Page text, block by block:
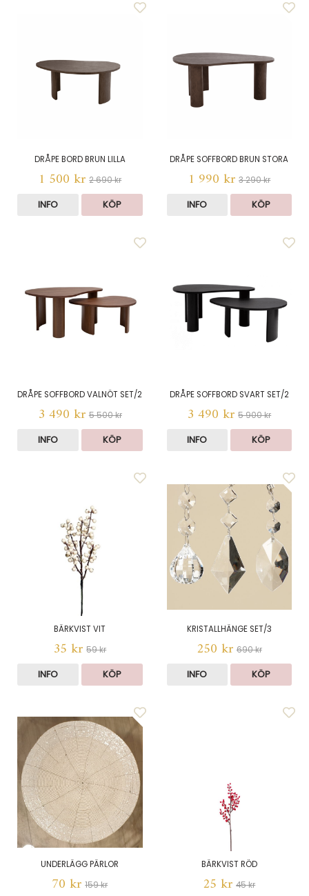
DRÅPE BORD BRUN LILLA
1 500 kr 2 690 kr
INFO KÖP
DRÅPE SOFFBORD BRUN STORA
1 990 kr 3 290 kr
INFO KÖP
DRÅPE SOFFBORD VALNÖT SET/2
3 490 kr 5 500 kr
INFO KÖP
DRÅPE SOFFBORD SVART SET/2
3 490 kr 5 900 kr
INFO KÖP
BÄRKVIST VIT
35 kr 59 kr
INFO KÖP
KRISTALLHÄNGE SET/3
250 kr 690 kr
INFO KÖP
UNDERLÄGG PÄRLOR
70 kr 159 kr
BÄRKVIST RÖD
25 kr 45 kr